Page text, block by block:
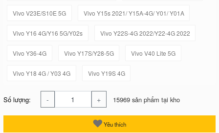
Vivo V23E/S10E 5G Vivo Y15s 2021/ Y15A-4G/ Y01/ Y01A
Vivo Y16 4G/Y16 5G/Y02s Vivo Y22S-4G 2022/Y22-4G 2022
Vivo Y36-4G Vivo Y17S/Y28-5G Vivo V40 Lite 5G
Vivo Y18 4G / Y03 4G Vivo Y19S 4G
Số lượng: - + 15969 sản phẩm tại kho
Yêu thích